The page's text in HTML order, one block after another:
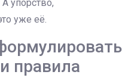
упорство,
уже её.
правила